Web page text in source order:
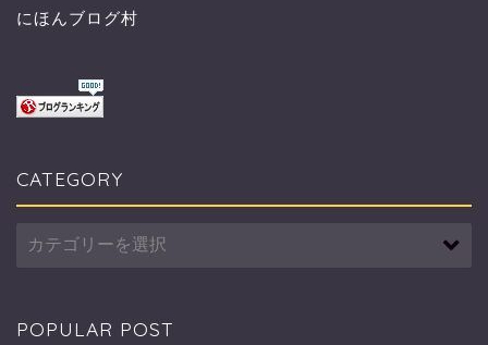
にほんブログ村
CATEGORY
POPULAR POST